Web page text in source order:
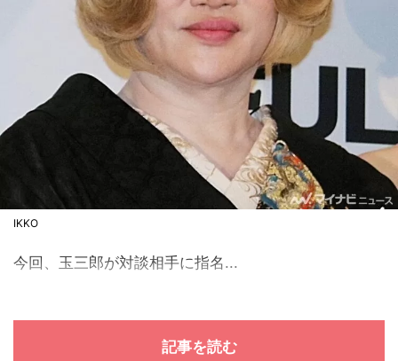
IKKO
今回、玉三郎が対談相手に指名...
記事を読む